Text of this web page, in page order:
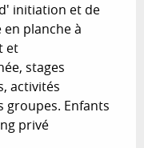
d' initiation et de
planche à
et
stages
activités
groupes. Enfants
privé